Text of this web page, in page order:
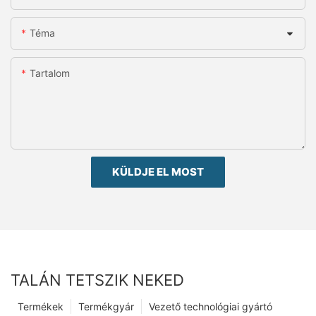
Téma
Tartalom
KÜLDJE EL MOST
TALÁN TETSZIK NEKED
Vezető technológiai gyártó
Termékgyár
Termékek